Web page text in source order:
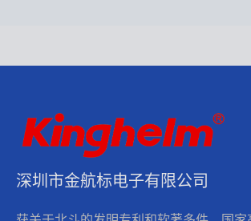
深圳市金航标电子有限公司